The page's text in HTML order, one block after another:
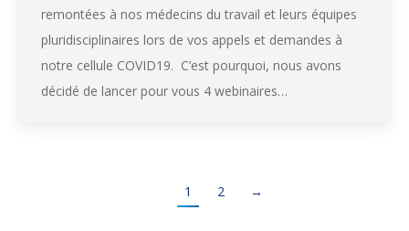
remontées à nos médecins du travail et leurs équipes
pluridisciplinaires lors de vos appels et demandes à
notre cellule COVID19. C’est pourquoi, nous avons
décidé de lancer pour vous 4 webinaires…
1 2 →